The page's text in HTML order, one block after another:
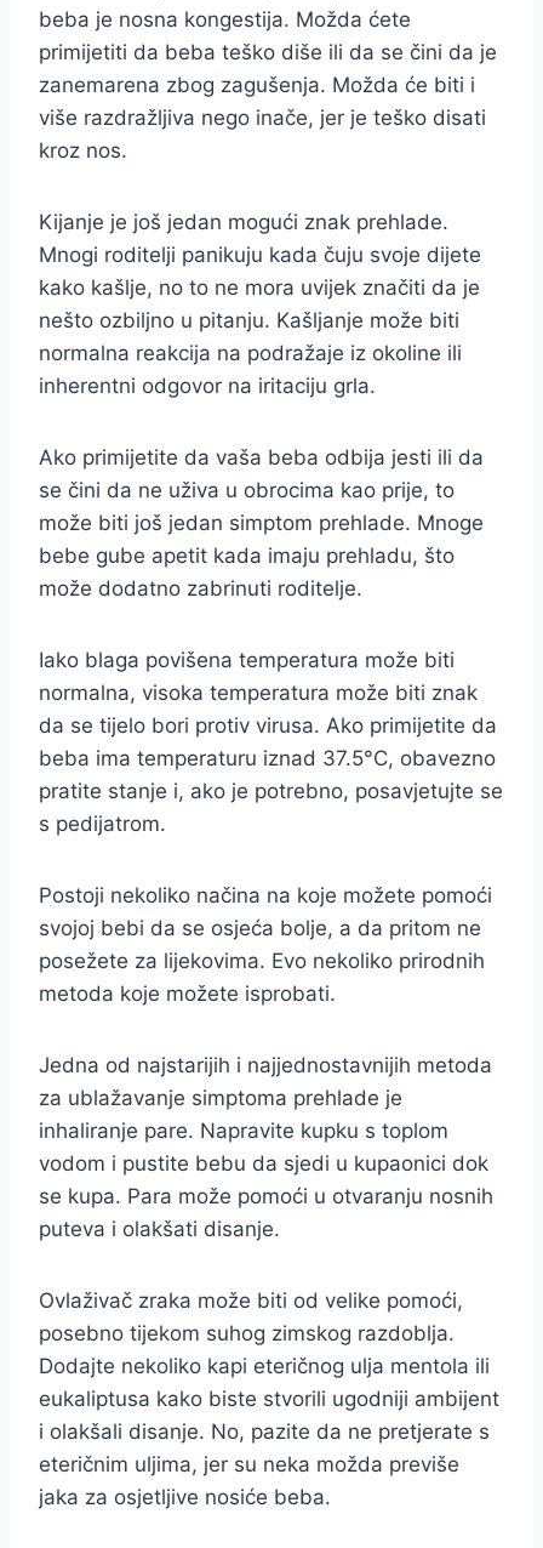
beba je nosna kongestija. Možda ćete
primijetiti da beba teško diše ili da se čini da je
zanemarena zbog zagušenja. Možda će biti i
više razdražljiva nego inače, jer je teško disati
kroz nos.
Kijanje je još jedan mogući znak prehlade.
Mnogi roditelji panikuju kada čuju svoje dijete
kako kašlje, no to ne mora uvijek značiti da je
nešto ozbiljno u pitanju. Kašljanje može biti
normalna reakcija na podražaje iz okoline ili
inherentni odgovor na iritaciju grla.
Ako primijetite da vaša beba odbija jesti ili da
se čini da ne uživa u obrocima kao prije, to
može biti još jedan simptom prehlade. Mnoge
bebe gube apetit kada imaju prehladu, što
može dodatno zabrinuti roditelje.
Iako blaga povišena temperatura može biti
normalna, visoka temperatura može biti znak
da se tijelo bori protiv virusa. Ako primijetite da
beba ima temperaturu iznad 37.5°C, obavezno
pratite stanje i, ako je potrebno, posavjetujte se
s pedijatrom.
Postoji nekoliko načina na koje možete pomoći
svojoj bebi da se osjeća bolje, a da pritom ne
posežete za lijekovima. Evo nekoliko prirodnih
metoda koje možete isprobati.
Jedna od najstarijih i najjednostavnijih metoda
za ublažavanje simptoma prehlade je
inhaliranje pare. Napravite kupku s toplom
vodom i pustite bebu da sjedi u kupaonici dok
se kupa. Para može pomoći u otvaranju nosnih
puteva i olakšati disanje.
Ovlaživač zraka može biti od velike pomoći,
posebno tijekom suhog zimskog razdoblja.
Dodajte nekoliko kapi eteričnog ulja mentola ili
eukaliptusa kako biste stvorili ugodniji ambijent
i olakšali disanje. No, pazite da ne pretjerate s
eteričnim uljima, jer su neka možda previše
jaka za osjetljive nosiće beba.